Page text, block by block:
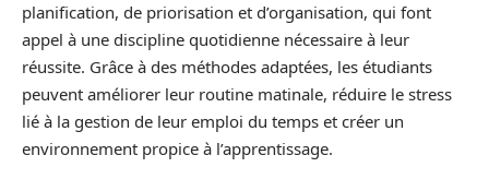
planification, de priorisation et d’organisation, qui font
appel à une discipline quotidienne nécessaire à leur
réussite. Grâce à des méthodes adaptées, les étudiants
peuvent améliorer leur routine matinale, réduire le stress
lié à la gestion de leur emploi du temps et créer un
environnement propice à l’apprentissage.